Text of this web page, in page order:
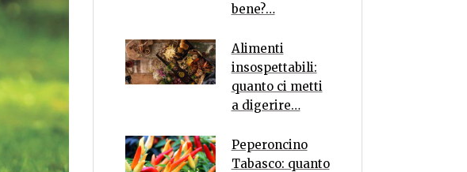
bene?…
Alimenti
insospettabili:
quanto ci metti
a digerire…
Peperoncino
Tabasco: quanto